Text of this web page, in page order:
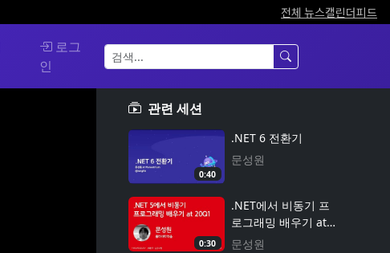
전체 뉴스캘린더피드
로그
인
관련 세션
0:40
.NET 6 전환기
문성원
0:30
.NET에서 비동기 프
로그래밍 배우기 at
20Q1
문성원